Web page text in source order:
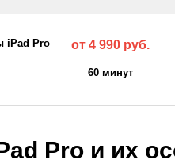
iPad Pro
от 4 990 руб.
60 минут
Pro и их